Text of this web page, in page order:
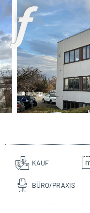
KAUF
BÜRO/PRAXIS